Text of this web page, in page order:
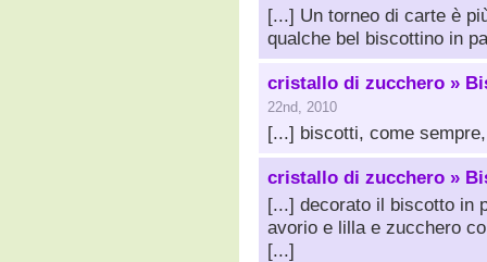
[...] Un torneo di carte è
qualche bel biscottino in
cristallo di zucchero »
22nd, 2010
[...] biscotti, come
cristallo di zucchero »
[...] decorato il biscotto in
avorio e lilla e zucchero
[...]